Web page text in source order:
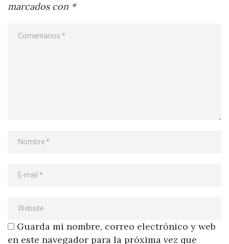
marcados con *
Guarda mi nombre, correo electrónico y web
en este navegador para la próxima vez que